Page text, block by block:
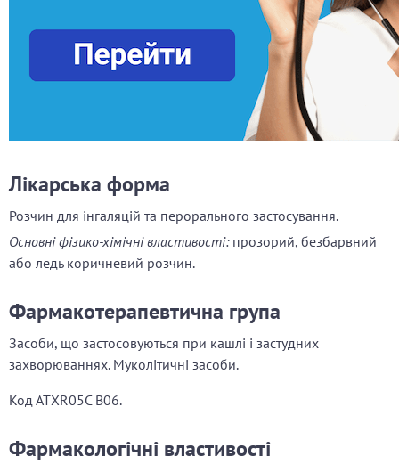
Лікарська форма
Розчин для інгаляцій та перорального застосування.
Основні фізико-хімічні властивості: прозорий, безбарвний
або ледь коричневий розчин.
Фармакотерапевтична група
Засоби, що застосовуються при кашлі і застудних
захворюваннях. Муколітичні засоби.
Код АТХR05C B06.
Фармакологічні властивості